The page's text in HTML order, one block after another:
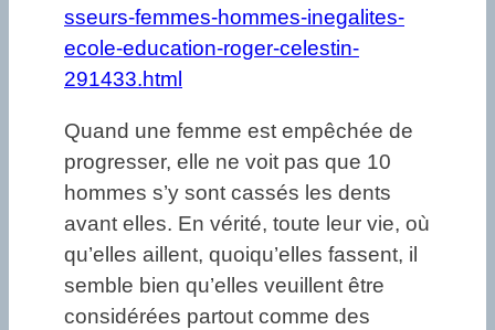
sseurs-femmes-hommes-inegalites-
ecole-education-roger-celestin-
291433.html
Quand une femme est empêchée de
progresser, elle ne voit pas que 10
hommes s’y sont cassés les dents
avant elles. En vérité, toute leur vie, où
qu’elles aillent, quoiqu’elles fassent, il
semble bien qu’elles veuillent être
considérées partout comme des